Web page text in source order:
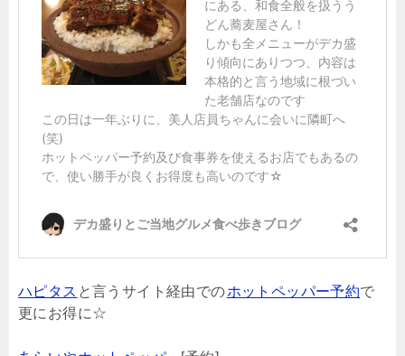
ハピタス と言うサイト経由でのホットペッパー予約で
更にお得に☆